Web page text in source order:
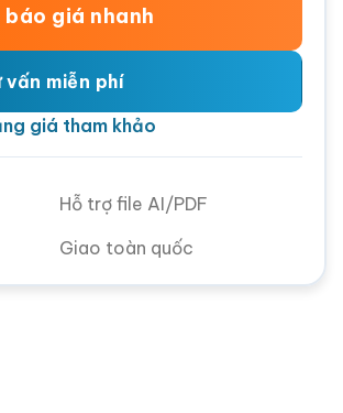
báo giá nhanh
vấn miễn phí
giá tham khảo
Hỗ trợ file AI/PDF
Giao toàn quốc